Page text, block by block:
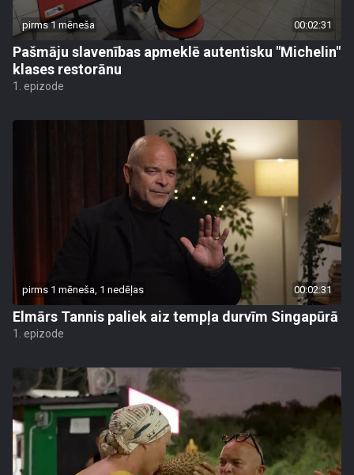
pirms 1 mēneša 00:02:31
Pašmāju slavenības apmeklē autentisku "Michelin"
klases restorānu
1. epizode
pirms 1 mēneša, 1 nedēļas 00:02:31
Elmārs Tannis paliek aiz tempļa durvīm Singapūrā
1. epizode